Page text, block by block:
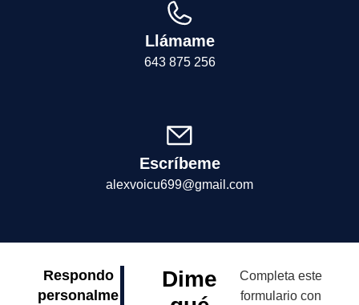
Llámame
643 875 256
Escríbeme
alexvoicu699@gmail.com
Respondo
personalme
Dime
Completa este
formulario con